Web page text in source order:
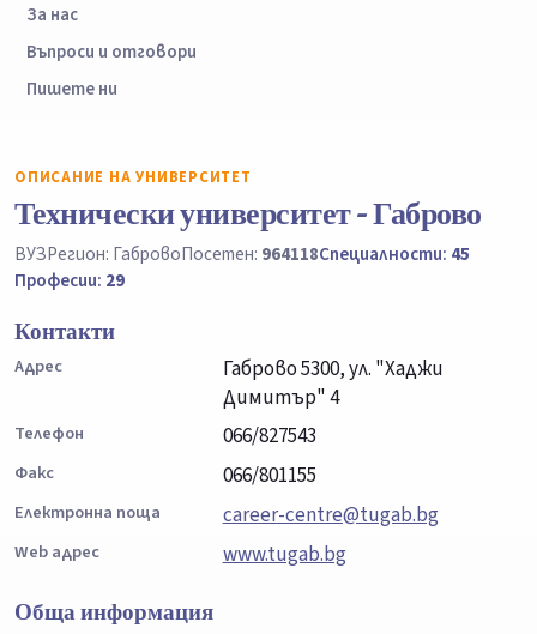
За нас
Въпроси и отговори
Пишете ни
ОПИСАНИЕ НА УНИВЕРСИТЕТ
Технически университет - Габрово
ВУЗРегион: ГабровоПосетен: 964118Специалности: 45
Професии: 29
Контакти
Адрес
Габрово 5300, ул. "Хаджи
Димитър" 4
Телефон 066/827543
Факс 066/801155
Електронна поща career-centre@tugab.bg
Web адрес
www.tugab.bg
Обща информация